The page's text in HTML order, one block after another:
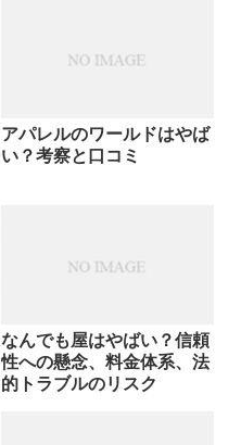
アパレルのワールドはやば
い？考察と口コミ
なんでも屋はやばい？信頼
性への懸念、料金体系、法
的トラブルのリスク